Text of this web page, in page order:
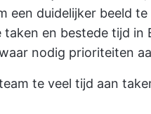
een duidelijker beeld
en bestede tijd in
nodig prioriteiten
te veel tijd aan